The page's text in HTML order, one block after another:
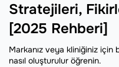
Stratejileri,
[2025 Rehberi]
Markanız veya kliniğiniz
nasıl oluşturulur öğrenin.